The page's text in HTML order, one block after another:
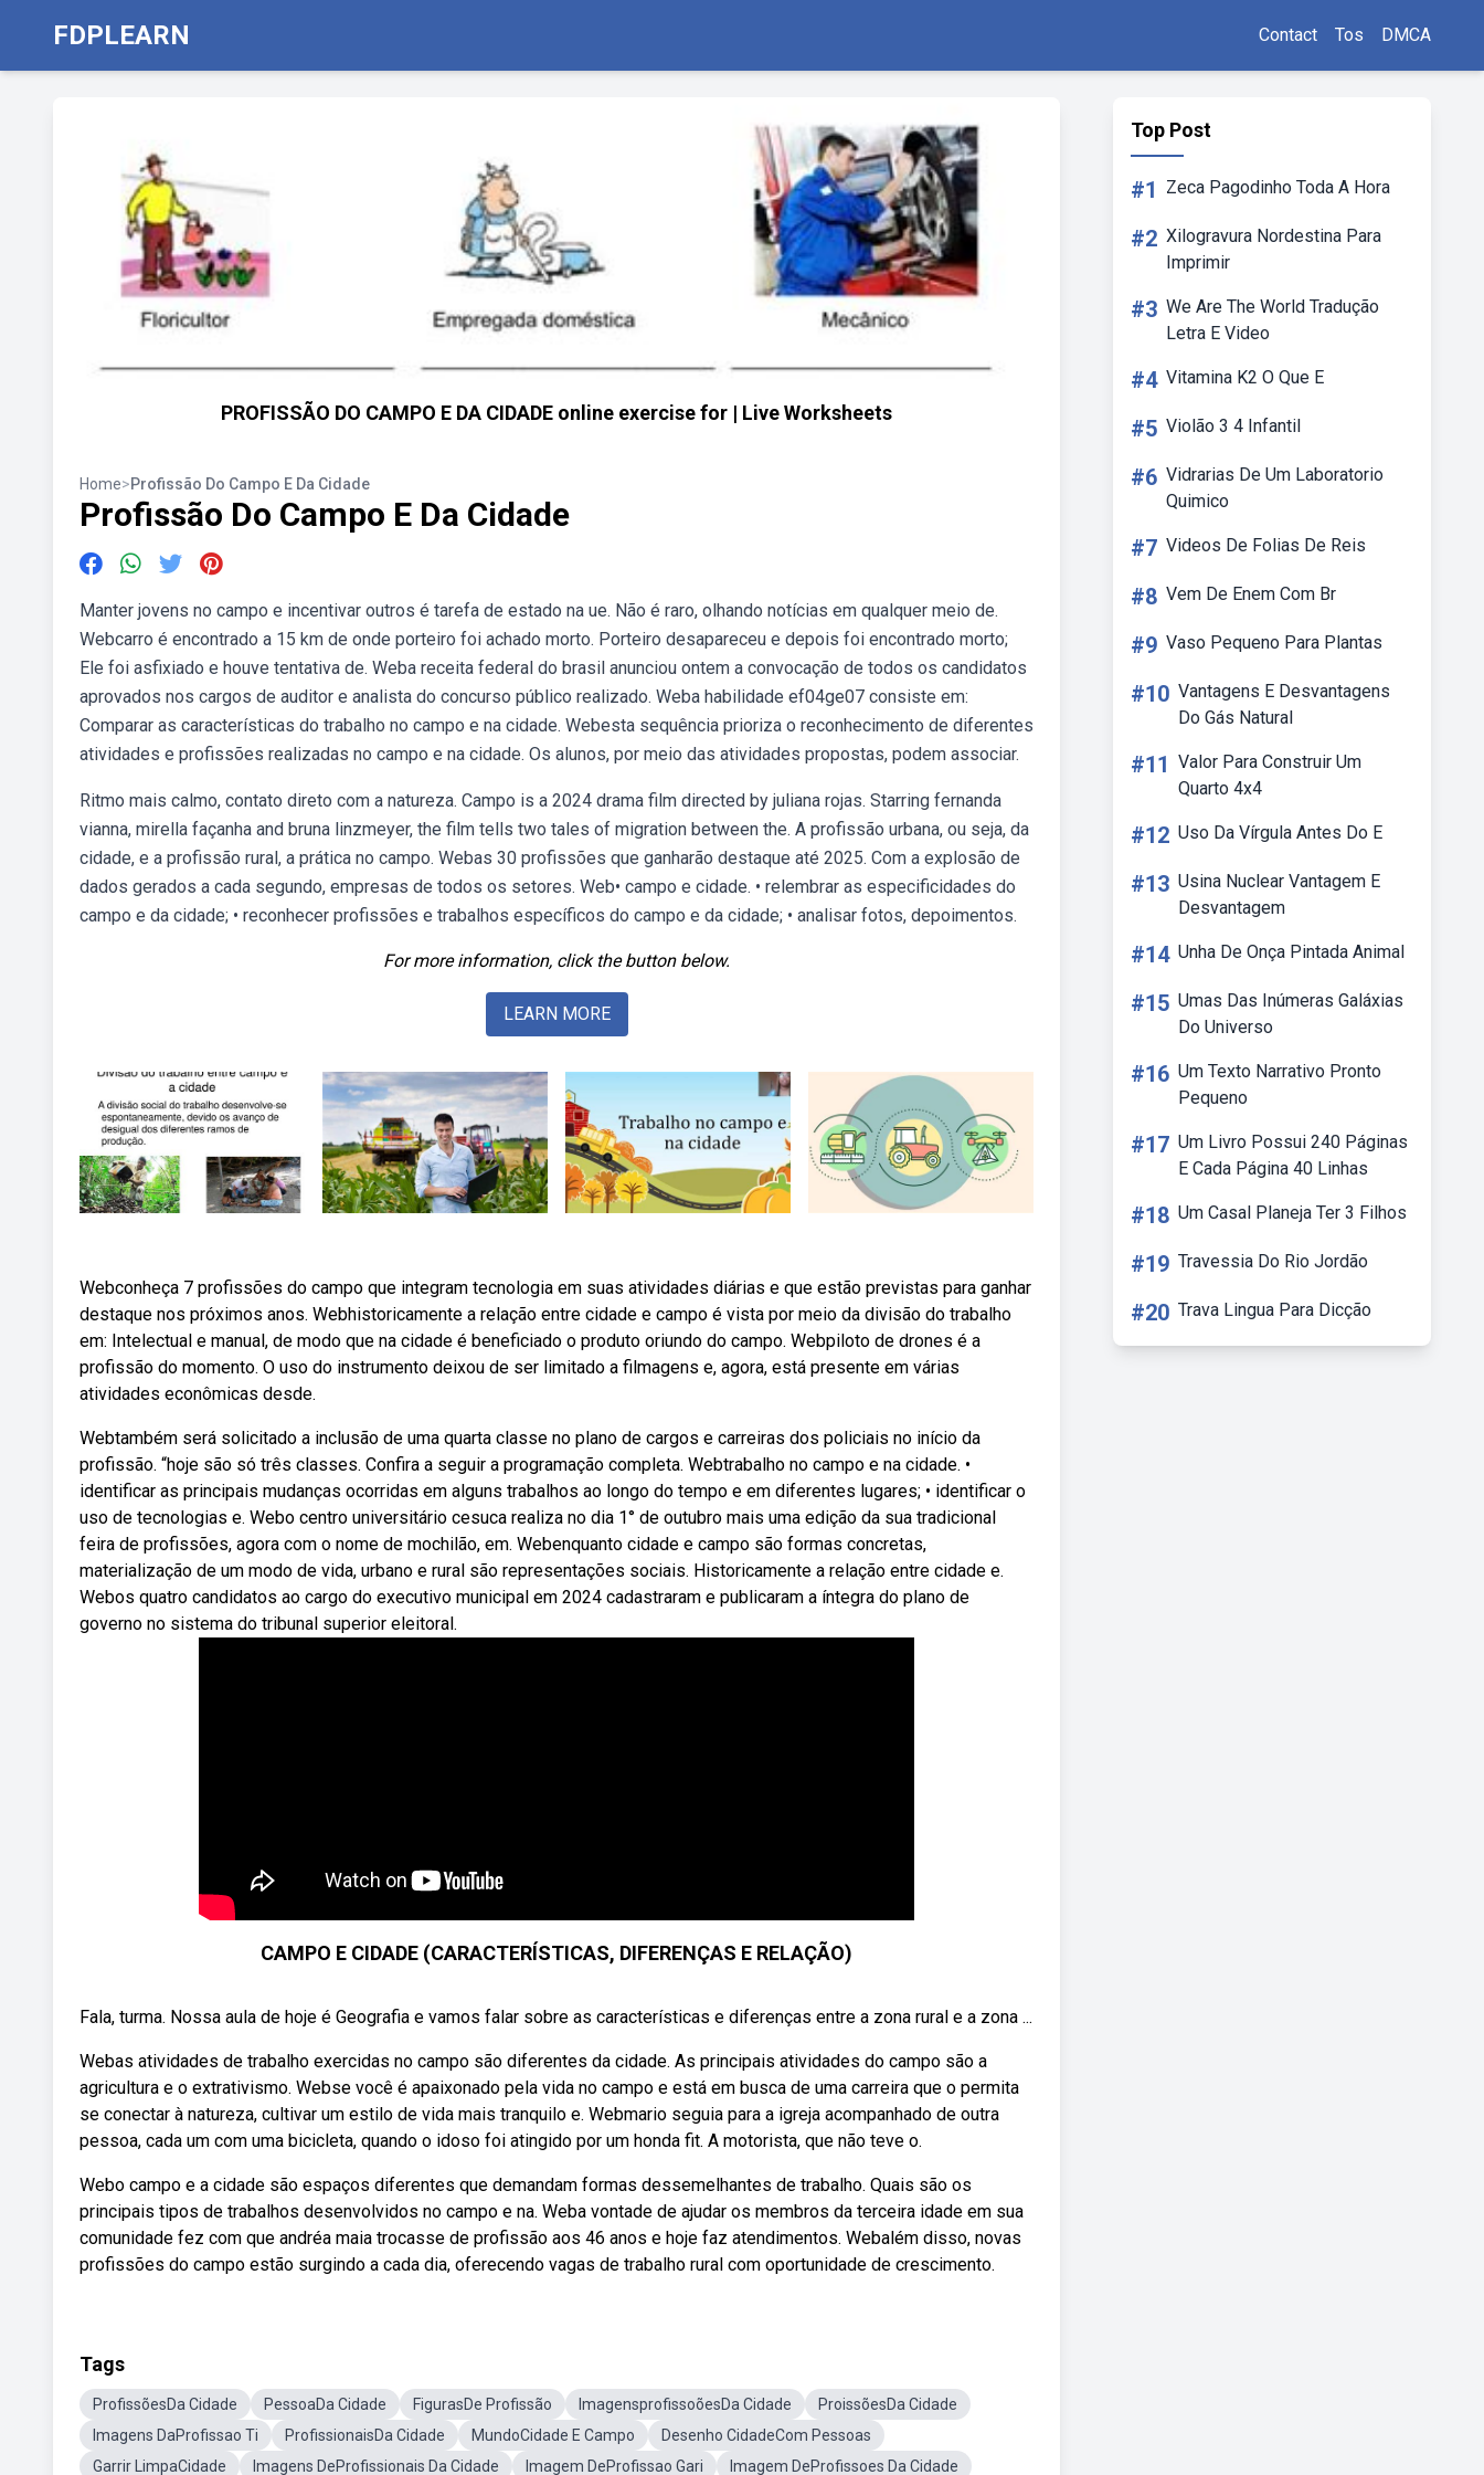
FDPLEARN Contact Tos DMCA
PROFISSÃO DO CAMPO E DA CIDADE online exercise for | Live Worksheets
Home>Profissão Do Campo E Da Cidade
Profissão Do Campo E Da Cidade
Manter jovens no campo e incentivar outros é tarefa de estado na ue. Não é raro, olhando notícias em qualquer meio de.
Webcarro é encontrado a 15 km de onde porteiro foi achado morto. Porteiro desapareceu e depois foi encontrado morto;
Ele foi asfixiado e houve tentativa de. Weba receita federal do brasil anunciou ontem a convocação de todos os candidatos
aprovados nos cargos de auditor e analista do concurso público realizado. Weba habilidade ef04ge07 consiste em:
Comparar as características do trabalho no campo e na cidade. Webesta sequência prioriza o reconhecimento de diferentes
atividades e profissões realizadas no campo e na cidade. Os alunos, por meio das atividades propostas, podem associar.
Ritmo mais calmo, contato direto com a natureza. Campo is a 2024 drama film directed by juliana rojas. Starring fernanda
vianna, mirella façanha and bruna linzmeyer, the film tells two tales of migration between the. A profissão urbana, ou seja, da
cidade, e a profissão rural, a prática no campo. Webas 30 profissões que ganharão destaque até 2025. Com a explosão de
dados gerados a cada segundo, empresas de todos os setores. Web• campo e cidade. • relembrar as especificidades do
campo e da cidade; • reconhecer profissões e trabalhos específicos do campo e da cidade; • analisar fotos, depoimentos.
For more information, click the button below.
LEARN MORE
Webconheça 7 profissões do campo que integram tecnologia em suas atividades diárias e que estão previstas para ganhar
destaque nos próximos anos. Webhistoricamente a relação entre cidade e campo é vista por meio da divisão do trabalho
em: Intelectual e manual, de modo que na cidade é beneficiado o produto oriundo do campo. Webpiloto de drones é a
profissão do momento. O uso do instrumento deixou de ser limitado a filmagens e, agora, está presente em várias
atividades econômicas desde.
Webtambém será solicitado a inclusão de uma quarta classe no plano de cargos e carreiras dos policiais no início da
profissão. “hoje são só três classes. Confira a seguir a programação completa. Webtrabalho no campo e na cidade. •
identificar as principais mudanças ocorridas em alguns trabalhos ao longo do tempo e em diferentes lugares; • identificar o
uso de tecnologias e. Webo centro universitário cesuca realiza no dia 1° de outubro mais uma edição da sua tradicional
feira de profissões, agora com o nome de mochilão, em. Webenquanto cidade e campo são formas concretas,
materialização de um modo de vida, urbano e rural são representações sociais. Historicamente a relação entre cidade e.
Webos quatro candidatos ao cargo do executivo municipal em 2024 cadastraram e publicaram a íntegra do plano de
governo no sistema do tribunal superior eleitoral.
CAMPO E CIDADE (CARACTERÍSTICAS, DIFERENÇAS E RELAÇÃO)
Fala, turma. Nossa aula de hoje é Geografia e vamos falar sobre as características e diferenças entre a zona rural e a zona ...
Webas atividades de trabalho exercidas no campo são diferentes da cidade. As principais atividades do campo são a
agricultura e o extrativismo. Webse você é apaixonado pela vida no campo e está em busca de uma carreira que o permita
se conectar à natureza, cultivar um estilo de vida mais tranquilo e. Webmario seguia para a igreja acompanhado de outra
pessoa, cada um com uma bicicleta, quando o idoso foi atingido por um honda fit. A motorista, que não teve o.
Webo campo e a cidade são espaços diferentes que demandam formas dessemelhantes de trabalho. Quais são os
principais tipos de trabalhos desenvolvidos no campo e na. Weba vontade de ajudar os membros da terceira idade em sua
comunidade fez com que andréa maia trocasse de profissão aos 46 anos e hoje faz atendimentos. Webalém disso, novas
profissões do campo estão surgindo a cada dia, oferecendo vagas de trabalho rural com oportunidade de crescimento.
Tags
ProfissõesDa Cidade PessoaDa Cidade FigurasDe Profissão ImagensprofissoõesDa Cidade
ProissõesDa Cidade
Imagens DaProfissao Ti
ProfissionaisDa Cidade MundoCidade E Campo
Desenho CidadeCom Pessoas
Garrir LimpaCidade
Imagens DeProfissionais Da Cidade Imagem DeProfissao Gari Imagem DeProfissoes Da Cidade
Top Post
#1 Zeca Pagodinho Toda A Hora
#2 Xilogravura Nordestina Para
Imprimir
#3 We Are The World Tradução
Letra E Video
#4 Vitamina K2 O Que E
#5 Violão 3 4 Infantil
#6 Vidrarias De Um Laboratorio
Quimico
#7 Videos De Folias De Reis
#8 Vem De Enem Com Br
#9 Vaso Pequeno Para Plantas
#10 Vantagens E Desvantagens
Do Gás Natural
#11 Valor Para Construir Um
Quarto 4x4
#12 Uso Da Vírgula Antes Do E
#13 Usina Nuclear Vantagem E
Desvantagem
#14 Unha De Onça Pintada Animal
#15 Umas Das Inúmeras Galáxias
Do Universo
#16 Um Texto Narrativo Pronto
Pequeno
#17 Um Livro Possui 240 Páginas
E Cada Página 40 Linhas
#18 Um Casal Planeja Ter 3 Filhos
#19 Travessia Do Rio Jordão
#20 Trava Lingua Para Dicção